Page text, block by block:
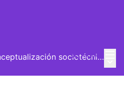
EntraEl Vector (vector de conceptualización sociotécnica)